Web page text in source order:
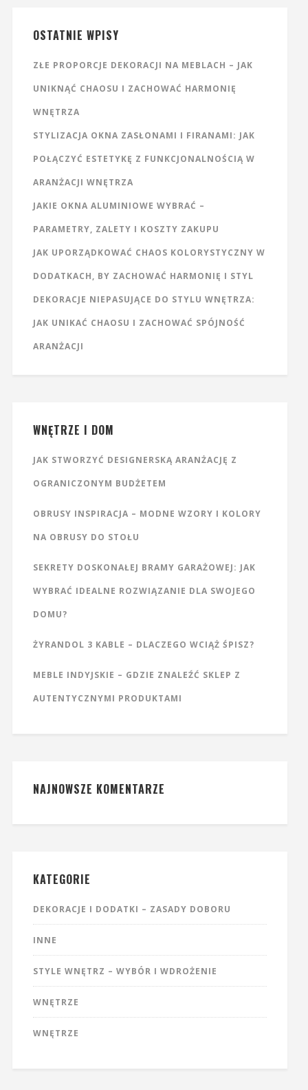
OSTATNIE WPISY
ZŁE PROPORCJE DEKORACJI NA MEBLACH – JAK
UNIKNĄĆ CHAOSU I ZACHOWAĆ HARMONIĘ
WNĘTRZA
STYLIZACJA OKNA ZASŁONAMI I FIRANAMI: JAK
POŁĄCZYĆ ESTETYKĘ Z FUNKCJONALNOŚCIĄ W
ARANŻACJI WNĘTRZA
JAKIE OKNA ALUMINIOWE WYBRAĆ –
PARAMETRY, ZALETY I KOSZTY ZAKUPU
JAK UPORZĄDKOWAĆ CHAOS KOLORYSTYCZNY W
DODATKACH, BY ZACHOWAĆ HARMONIĘ I STYL
DEKORACJE NIEPASUJĄCE DO STYLU WNĘTRZA:
JAK UNIKAĆ CHAOSU I ZACHOWAĆ SPÓJNOŚĆ
ARANŻACJI
WNĘTRZE I DOM
JAK STWORZYĆ DESIGNERSKĄ ARANŻACJĘ Z
OGRANICZONYM BUDŻETEM
OBRUSY INSPIRACJA – MODNE WZORY I KOLORY
NA OBRUSY DO STOŁU
SEKRETY DOSKONAŁEJ BRAMY GARAŻOWEJ: JAK
WYBRAĆ IDEALNE ROZWIĄZANIE DLA SWOJEGO
DOMU?
ŻYRANDOL 3 KABLE – DLACZEGO WCIĄŻ ŚPISZ?
MEBLE INDYJSKIE – GDZIE ZNALEŹĆ SKLEP Z
AUTENTYCZNYMI PRODUKTAMI
NAJNOWSZE KOMENTARZE
KATEGORIE
DEKORACJE I DODATKI – ZASADY DOBORU
INNE
STYLE WNĘTRZ – WYBÓR I WDROŻENIE
WNĘTRZE
WNĘTRZE